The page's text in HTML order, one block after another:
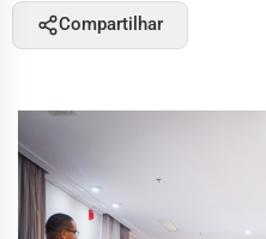
Compartilhar